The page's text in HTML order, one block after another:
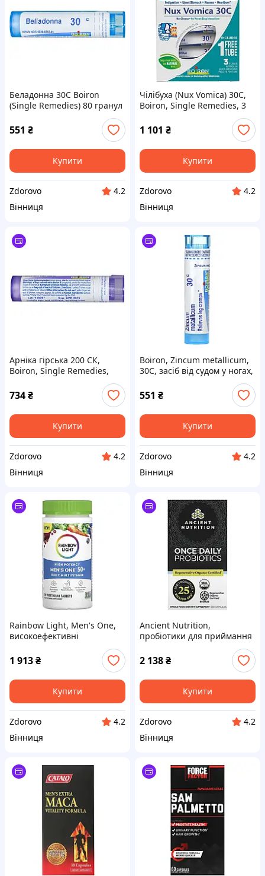
Беладонна 30C Boiron
(Single Remedies) 80 гранул
551 ₴
Купити
Zdorovo
4.2
Вінниця
Чілібуха (Nux Vomica) 30C,
Boiron, Single Remedies, 3
туби, приблизно 80 гранул
в кожній
1 101 ₴
Купити
Zdorovo
4.2
Вінниця
Арніка гірська 200 СК,
Boiron, Single Remedies,
734₴
Купити
Zdorovo
4.2
Вінниця
Boiron, Zincum metallicum,
30C, засіб від судом у ногах,
551 ₴
Купити
Zdorovo
4.2
Вінниця
Rainbow Light, Men's One,
високоефективні
мультивітаміни щоденного
приймання для чоловіків
від 50&nbsp;років,
1 913₴
Купити
Zdorovo
4.2
Вінниця
Ancient Nutrition,
пробіотики для приймання
раз на день, 25&nbsp;млрд
КУО, 30&nbsp;капсул
2 138₴
Купити
Zdorovo
4.2
Вінниця